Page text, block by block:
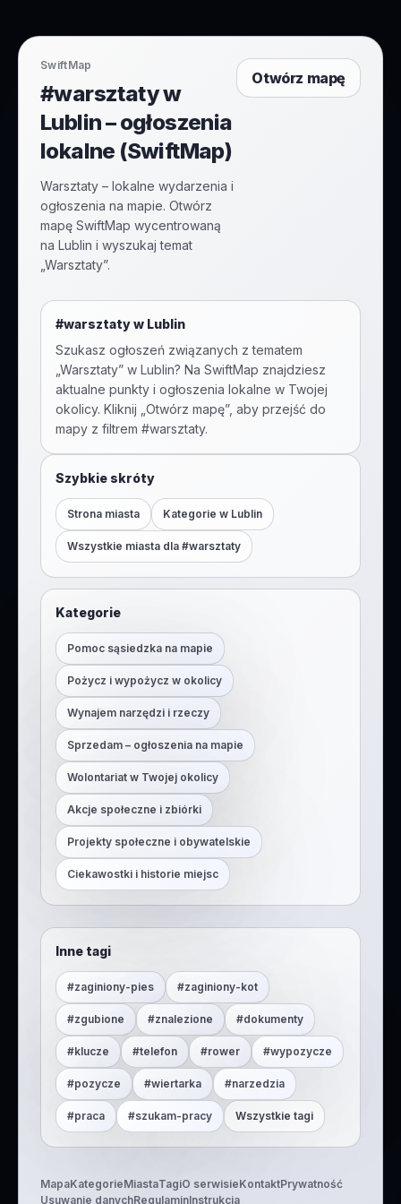
SwiftMap
#warsztaty w
Lublin – ogłoszenia
lokalne (SwiftMap)
Warsztaty – lokalne wydarzenia i
ogłoszenia na mapie. Otwórz
mapę SwiftMap wycentrowaną
na Lublin i wyszukaj temat
„Warsztaty”.
Otwórz mapę
#warsztatyw Lublin
Szukasz ogłoszeń związanych z tematem
Warsztaty” w Lublin? Na SwiftMap znajdziesz
aktualne punkty i ogłoszenia lokalne w Twojej
okolicy. Kliknij „Otwórz mapę”, aby przejść do
mapy z filtrem #warsztaty.
Szybkie skróty
Strona miasta Kategorie w Lublin
Wszystkie miasta dla #warsztaty
Kategorie
Pomoc sąsiedzka na mapie
Pożycz i wypożycz w okolicy
Wynajem narzędzi i rzeczy
Sprzedam – ogłoszenia na mapie
Wolontariat w Twojej okolicy
Akcje społeczne i zbiórki
Projekty społeczne i obywatelskie
Ciekawostki i historie miejsc
Inne tagi
#zaginiony-pies #zaginiony-kot
#zgubione #znalezione #dokumenty
#klucze #telefon #rower #wypozycze
#pozycze #wiertarka #narzedzia
#praca #szukam-pracy Wszystkie tagi
MapaKategorieMiastaTagiO serwisieKontaktPrywatność
Usuwanie danychRegulaminInstrukcja